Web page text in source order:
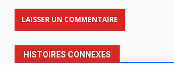
HISTOIRES CONNEXES